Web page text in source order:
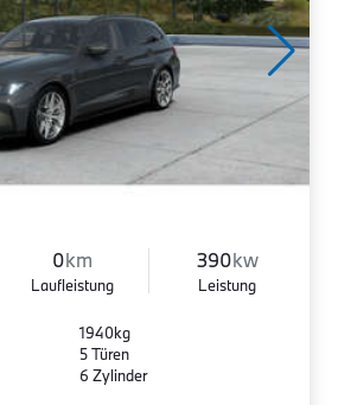
0km
Laufleistung
390kw
Leistung
1940kg
5 Türen
6 Zylinder